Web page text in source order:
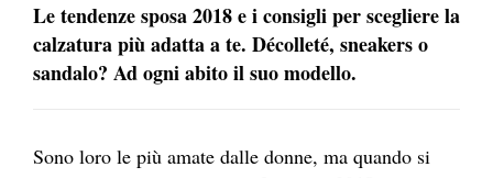
Le tendenze sposa 2018 e i consigli per scegliere la
calzaturapiù adatta a te. Décolleté, sneakers o
sandalo? Ad ogni abito il suo modello.
Sono loro le più amate dalle donne, ma quando si